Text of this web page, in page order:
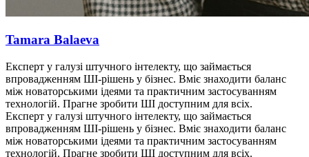
Tamara Balaeva
Експерт у галузі штучного інтелекту, що займається
впровадженням ШІ-рішень у бізнес. Вміє знаходити баланс
між новаторськими ідеями та практичним застосуванням
технологій. Прагне зробити ШІ доступним для всіх.
Експерт у галузі штучного інтелекту, що займається
впровадженням ШІ-рішень у бізнес. Вміє знаходити баланс
між новаторськими ідеями та практичним застосуванням
технологій. Прагне зробити ШІ доступним для всіх.